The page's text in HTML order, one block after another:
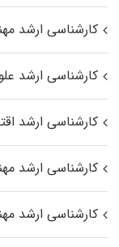
کارشناسی ارشد
کارشناسی ارشد
کارشناسی ارشد
کارشناسی ارشد
کارشناسی ارشد